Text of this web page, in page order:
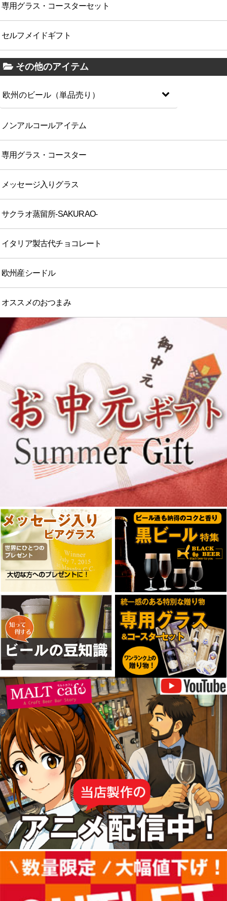
専用グラス・コースターセット
セルフメイドギフト
その他のアイテム
欧州のビール（単品売り）
ノンアルコールアイテム
専用グラス・コースター
メッセージ入りグラス
サクラオ蒸留所-SAKURAO-
イタリア製古代チョコレート
欧州産シードル
オススメのおつまみ